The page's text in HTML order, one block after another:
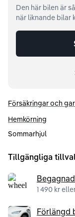
Den här bilen är
när liknande bilar
Försäkringar och
Hemkörning
Sommarhjul
Tillgängliga
1 490 kr
Förlängd